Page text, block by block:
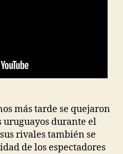
más tarde se quejaron
uruguayos durante el
rivales también se
de los espectadores